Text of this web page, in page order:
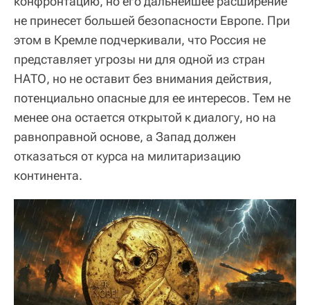
не принесет большей безопасности Европе. При
этом в Кремле подчеркивали, что Россия не
представляет угрозы ни для одной из стран
НАТО, но не оставит без внимания действия,
потенциально опасные для ее интересов. Тем не
менее она остается открытой к диалогу, но на
равноправной основе, а Запад должен
отказаться от курса на милитаризацию
континента.